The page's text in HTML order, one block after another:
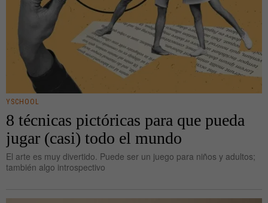
YSCHOOL
8 técnicas pictóricas para que pueda
jugar (casi) todo el mundo
El arte es muy divertido. Puede ser un juego para niños y adultos;
también algo introspectivo